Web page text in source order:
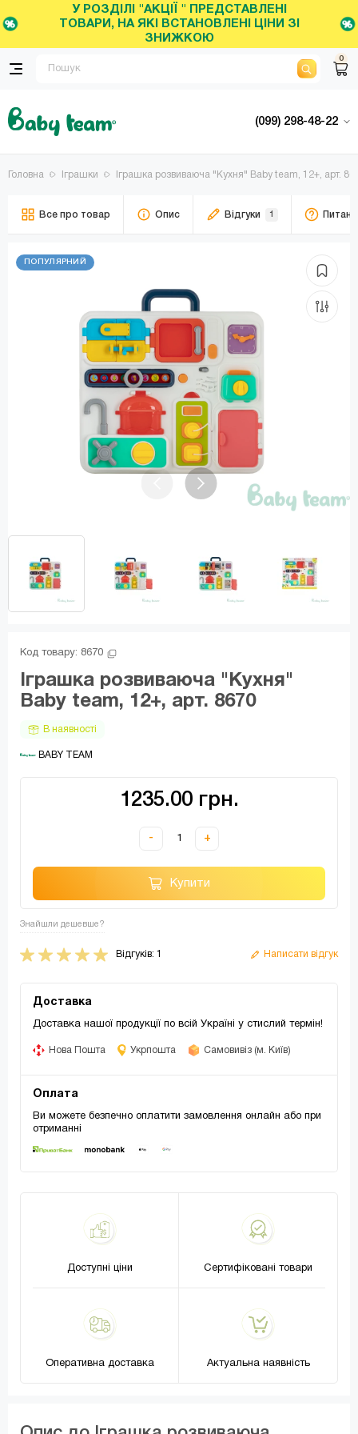
У РОЗДІЛІ "АКЦІЇ " ПРЕДСТАВЛЕНІ
ТОВАРИ, НА ЯКІ ВСТАНОВЛЕНІ ЦІНИ ЗІ
ЗНИЖКОЮ
0
(099) 298-48-22
Головна Іграшки Іграшка розвиваюча "Кухня" Baby team, 12+, арт.
Все про товар Опис Відгуки 1
ПОПУЛЯРНИЙ
Код товару: 8670
Іграшка розвиваюча "Кухня"
Baby team, 12+, арт. 8670
В наявності
BABY TEAM
1235.00 грн.
- +
Купити
Знайшли дешевше?
Відгуків: 1 Написати відгук
Доставка
Доставка нашої продукції по всій Україні у стислий термін!
Нова Пошта Укрпошта Самовивіз (м. Київ)
Оплата
Ви можете безпечно оплатити замовлення онлайн або при
отриманні
Доступні ціни Сертифіковані товари
Оперативна доставка Актуальна наявність